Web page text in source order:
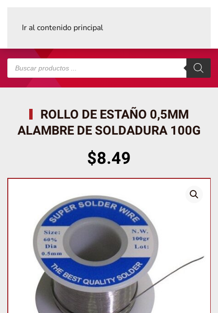
Ir al contenido principal
Búsqueda
de
productos
ROLLO DE ESTAÑO 0,5MM
ALAMBRE DE SOLDADURA 100G
$8.49